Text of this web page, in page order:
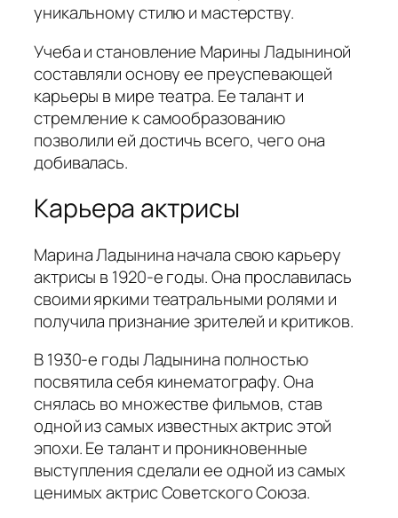
уникальному стилю и мастерству.
Учеба и становление Марины Ладыниной
составляли основу ее преуспевающей
карьеры в мире театра. Ее талант и
стремление к самообразованию
позволили ей достичь всего, чего она
добивалась.
Карьера актрисы
Марина Ладынина начала свою карьеру
актрисы в 1920-е годы. Она прославилась
своими яркими театральными ролями и
получила признание зрителей и критиков.
В 1930-е годы Ладынина полностью
посвятила себя кинематографу. Она
снялась во множестве фильмов, став
одной из самых известных актрис этой
эпохи. Ее талант и проникновенные
выступления сделали ее одной из самых
ценимых актрис Советского Союза.